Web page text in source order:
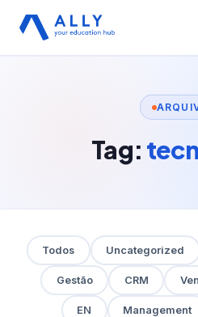
Tag:
Todos Uncategorized
Gestão CRM
EN Management